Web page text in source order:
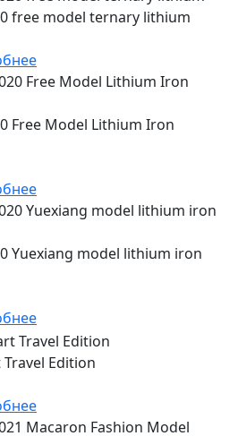
free model ternary lithium
Free Model Lithium Iron
Yuexiang model lithium iron
Travel Edition